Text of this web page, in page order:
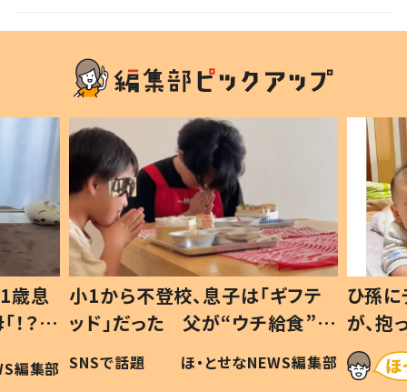
歳息
？」
編集部
小1から不登校、息子は「ギフテ
ッド」だった 父が“ウチ給食”を
作り続ける理由とは #令和の親
#令和の子
SNSで話題 ほ・とせなNEWS編集部
ひ孫
が、
「涙が
い」